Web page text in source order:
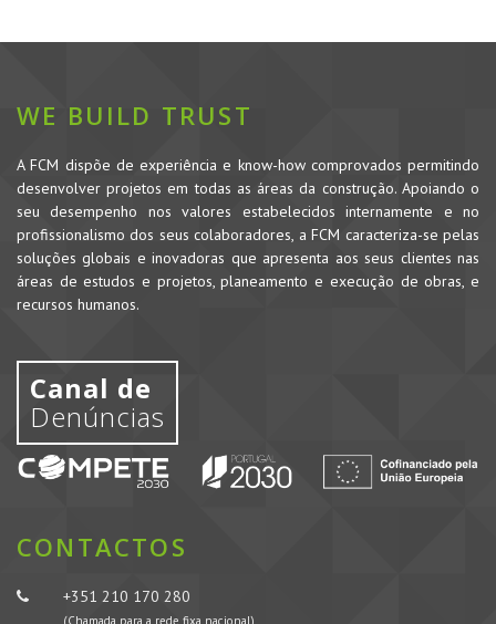
WE BUILD TRUST
A FCM dispõe de experiência e know-how comprovados permitindo
desenvolver projetos em todas as áreas da construção. Apoiando o
seu desempenho nos valores estabelecidos internamente e no
profissionalismo dos seus colaboradores, a FCM caracteriza-se pelas
soluções globais e inovadoras que apresenta aos seus clientes nas
áreas de estudos e projetos, planeamento e execução de obras, e
recursos humanos.
Canal de
Denúncias
CONTACTOS
+351 210 170 280
(Chamada para a rede fixa nacional)